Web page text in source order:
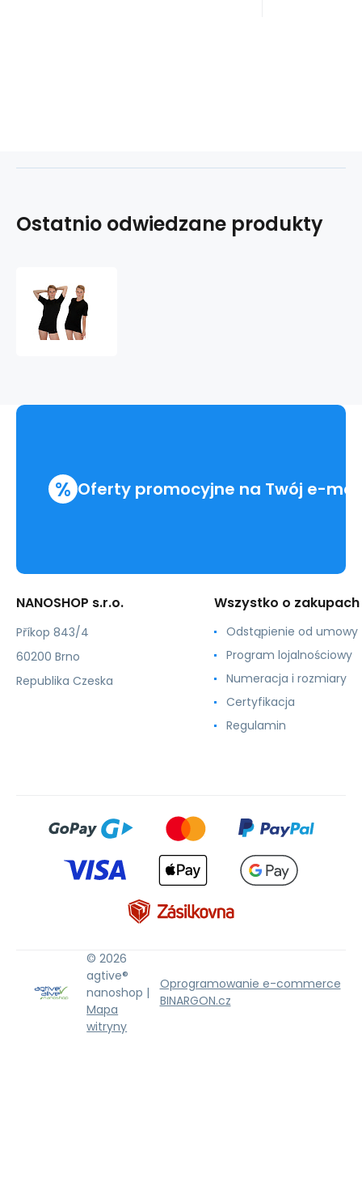
Ostatnio odwiedzane produkty
% Oferty promocyjne na Twój e-mail
NANOSHOP s.r.o.
Příkop 843/4
60200 Brno
Republika Czeska
Wszystko o zakupach
Odstąpienie od umowy
Program lojalnościowy
Numeracja i rozmiary
Certyfikacja
Regulamin
© 2026
agtive®
nanoshop |
Mapa
witryny
Oprogramowanie e-commerce
BINARGON.cz